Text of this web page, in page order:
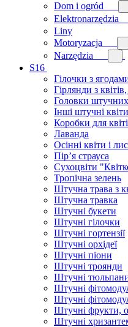
Dom i ogród
Elektronarzędzia
Liny
Motoryzacja
Narzędzia
S16
Гілочки з
Гірлянди з
Головки штучних
Інші штучні квіти
Коробки для
Лаванда
Осінні квіти і
Пір’я страуса
Сухоцвіти
Тропічна зелень
Штучна трава з
Штучна травка
Штучні букети
Штучні гілочки
Штучні гортензії
Штучні орхідеї
Штучні піони
Штучні троянди
Штучні
Штучні
Штучні
Штучні фрукти,
Штучні